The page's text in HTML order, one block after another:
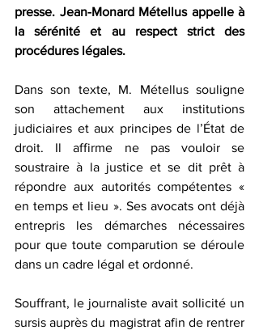
presse. Jean-Monard Métellus appelle à
la sérénité et au respect strict des
procédures légales.
Dans son texte, M. Métellus souligne
son attachement aux institutions
judiciaires et aux principes de l’État de
droit. Il affirme ne pas vouloir se
soustraire à la justice et se dit prêt à
répondre aux autorités compétentes «
en temps et lieu ». Ses avocats ont déjà
entrepris les démarches nécessaires
pour que toute comparution se déroule
dans un cadre légal et ordonné.
Souffrant, le journaliste avait sollicité un
sursis auprès du magistrat afin de rentrer